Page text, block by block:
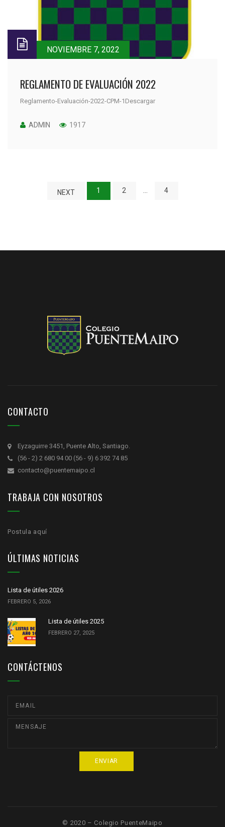
NOVIEMBRE 7, 2022
REGLAMENTO DE EVALUACIÓN 2022
Reglamento-Evaluación-2022-CPM-1Descargar
ADMIN 1917
NEXT 1 2 … 4
CONTACTO
Eyzaguirre 3451, Puente Alto, Santiago.
(56 - 2) 2 680 94 00 (56 - 9) 6 392 74 85
contacto@puentemaipo.cl
TRABAJA CON NOSOTROS
Postula aquí
ÚLTIMAS NOTICIAS
Lista de útiles 2026
FEBRERO 5, 2026
Lista de útiles 2025
FEBRERO 27, 2025
CONTÁCTENOS
© 2020 – Colegio PuenteMaipo